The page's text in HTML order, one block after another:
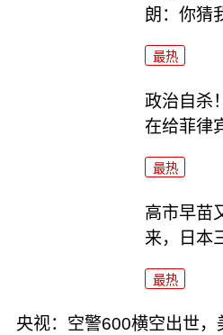
朗：你猜
最热
政治自杀
在给菲律
最热
高市早苗
来，日本
最热
央视：空警600横空出世